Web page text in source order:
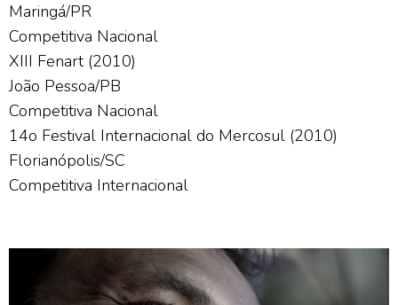
Maringá/PR
Competitiva Nacional
XIII Fenart (2010)
João Pessoa/PB
Competitiva Nacional
14o Festival Internacional do Mercosul (2010)
Florianópolis/SC
Competitiva Internacional